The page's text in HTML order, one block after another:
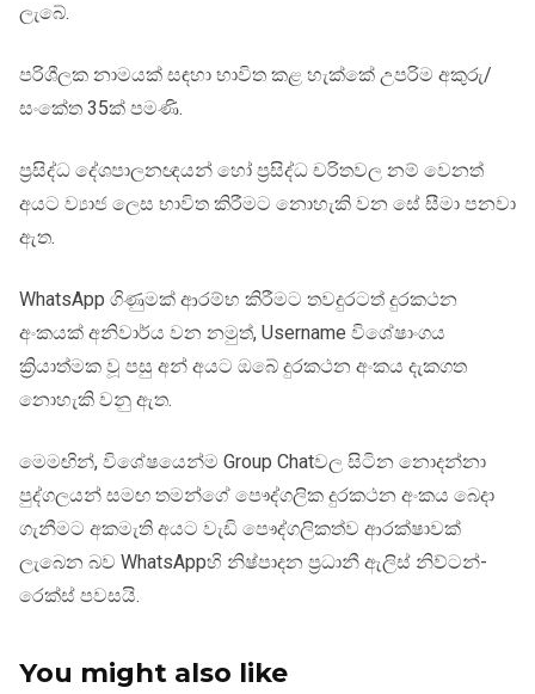
ලැබේ.
පරිශීලක නාමයක් සඳහා භාවිත කළ හැක්කේ උපරිම අකුරු/
සංකේත 35ක් පමණි.
ප්‍රසිද්ධ දේශපාලනඥයන් හෝ ප්‍රසිද්ධ චරිතවල නම් වෙනත්
අයට ව්‍යාජ ලෙස භාවිත කිරීමට නොහැකි වන සේ සීමා පනවා
ඇත.
WhatsApp ගිණුමක් ආරම්භ කිරීමට තවදුරටත් දුරකථන
අංකයක් අනිවාර්ය වන නමුත්, Username විශේෂාංගය
ක්‍රියාත්මක වූ පසු අන් අයට ඔබේ දුරකථන අංකය දැකගත
නොහැකි වනු ඇත.
මෙමඟින්, විශේෂයෙන්ම Group Chatවල සිටින නොදන්නා
පුද්ගලයන් සමඟ තමන්ගේ පෞද්ගලික දුරකථන අංකය බෙදා
ගැනීමට අකමැති අයට වැඩි පෞද්ගලිකත්ව ආරක්ෂාවක්
ලැබෙන බව WhatsAppහි නිෂ්පාදන ප්‍රධානී ඇලිස් නිව්ටන්-
රෙක්ස් පවසයි.
You might also like